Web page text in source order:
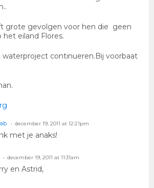
grote gevolgen voor hen die geen
eiland Flores.
continueren.Bij voorbaat
december 19, 2011 at 12:21pm
met je anaks!
december 19, 2011 at 11:31am
en Astrid,